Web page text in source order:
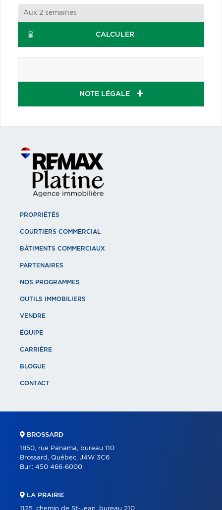
CALCULER
NOTE LÉGALE
PROPRIÉTÉS
COURTIERS COMMERCIAL
BÂTIMENTS COMMERCIAUX
PARTENAIRES
NOS PROGRAMMES
OUTILS IMMOBILIERS
VENDRE
ÉQUIPE
CARRIÈRE
BLOGUE
CONTACT
BROSSARD
1850, rue Panama, bureau 110
Brossard, Québec, J4W 3C6
Bur.: 450 466-6000
LA PRAIRIE
1125, chemin de St-Jean, bureau 210